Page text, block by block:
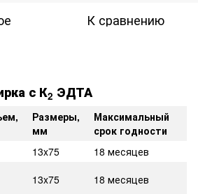
К сравнению
с К2 ЭДТА
,
Размеры,
мм
Максимальный
срок годности
13x75
18 месяцев
13x75
18 месяцев